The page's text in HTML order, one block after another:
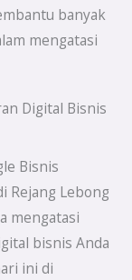
banyak
mengatasi
Digital Bisnis
Bisnis
Rejang Lebong
mengatasi
bisnis Anda
ini di